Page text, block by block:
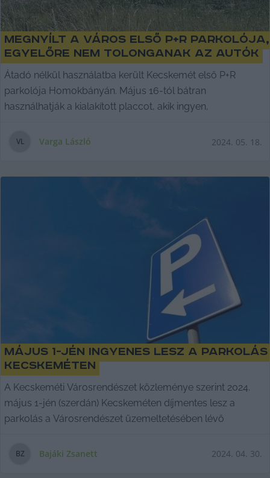
Megnyílt a város első P+R parkolója,
egyelőre nem tolonganak az autók
Átadó nélkül használatba került Kecskemét első P+R
parkolója Homokbányán. Május 16-tól bátran
használhatják a kialakított placcot, akik ingyen,
VL Varga László 2024. 05. 18.
Május 1-jén ingyenes lesz a parkolás
Kecskeméten
A Kecskeméti Városrendészet közleménye szerint 2024.
május 1-jén (szerdán) Kecskeméten díjmentes lesz a
parkolás a Városrendészet üzemeltetésében lévő
BZ Bajáki Zsanett 2024. 04. 30.